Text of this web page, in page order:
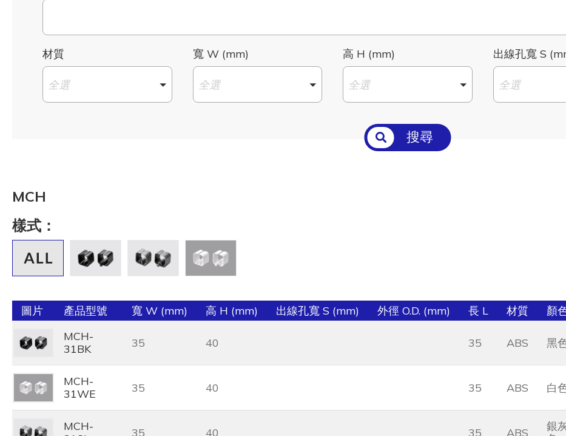
材質
全選
寬 W (mm)
全選
高 H (mm)
全選
出線孔寬 S
全選
搜尋
MCH
樣式：
圖片 產品型號 寬 W (mm) 高 H (mm) 出線孔寬 S (mm) 外徑 O.D. (mm) 長 L 材質 顏
MCH-
31BK
35 40 35 ABS 黑
MCH-
31WE
35 40 35 ABS 白
MCH-
35 40 35 ABS
銀